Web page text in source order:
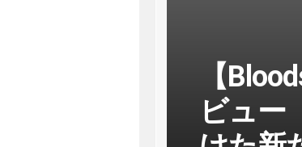
【
ビュー